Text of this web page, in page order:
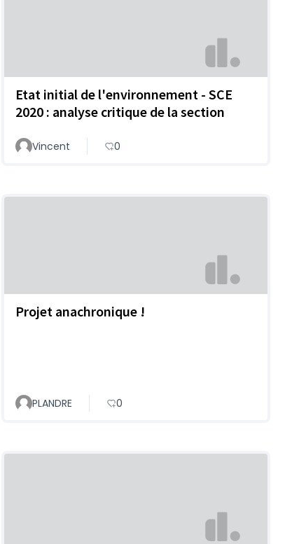
Etat initial de l'environnement - SCE
2020 : analyse critique de la section
Vincent 0
Projet anachronique !
PLANDRE 0